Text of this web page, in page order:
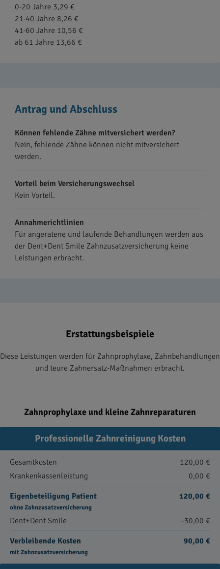
0-20 Jahre 3,29 €
21-40 Jahre 8,26 €
41-60 Jahre 10,56 €
ab 61 Jahre 13,66 €
Antrag und Abschluss
Können fehlende Zähne mitversichert werden?
Nein, fehlende Zähne können nicht mitversichert
werden.
Vorteil beim Versicherungswechsel
Kein Vorteil.
Annahmerichtlinien
Für angeratene und laufende Behandlungen werden aus
der Dent+Dent Smile Zahnzusatzversicherung keine
Leistungen erbracht.
Erstattungsbeispiele
Diese Leistungen werden für Zahnprophylaxe, Zahnbehandlungen
und teure Zahnersatz-Maßnahmen erbracht.
Zahnprophylaxe und kleine Zahnreparaturen
Professionelle Zahnreinigung Kosten
Gesamtkosten
120,00 €
Krankenkassenleistung
0,00 €
Eigenbeteiligung Patient
ohne Zahnzusatzversicherung
120,00 €
Dent+Dent Smile -30,00 €
Verbleibende Kosten
mit Zahnzusatzversicherung
90,00 €